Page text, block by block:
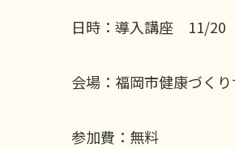
日時：導入講座 11/20
会場： 福岡市健康づく
参加費：無料